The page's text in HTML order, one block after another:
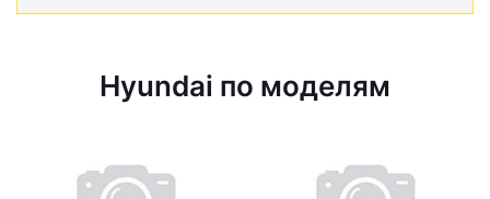
Hyundai по моделям